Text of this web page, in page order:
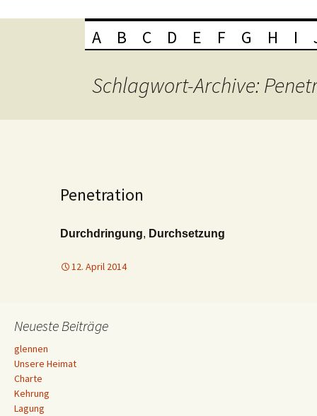
A B C D E F G H I
Schlagwort-Archive:
Penetration
Durchdringung, Durchsetzung
12. April 2014
Neueste Beiträge
glennen
Unsere Heimat
Charte
Kehrung
Lagung